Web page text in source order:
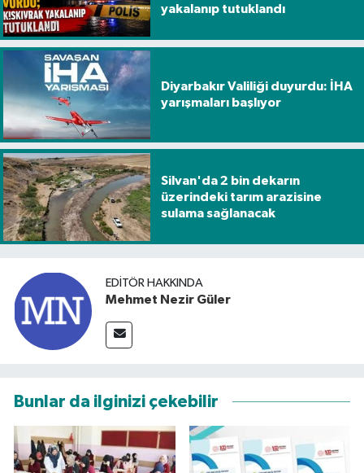
yakalanıp tutuklandı
Diyarbakır Valiliği duyurdu: İHA
yarışmaları başlıyor
Silvan'da 2 bin dekarın
üzerindeki tarım arazisine
sulama sağlanacak
EDITÖR HAKKINDA
Mehmet Nezir Güler
Bunlar da ilginizi çekebilir